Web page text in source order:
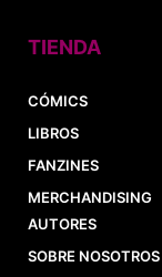
TIENDA
CÓMICS
LIBROS
FANZINES
MERCHANDISING
AUTORES
SOBRE NOSOTROS